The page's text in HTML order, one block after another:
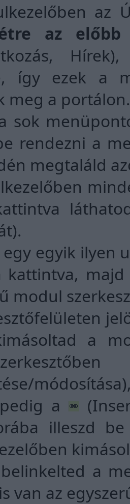
az
az előbb
így ezek a
meg a portálon.
sok
rendezni a
megtaláld
egy egyik
kattintva,
modul
a
a
illeszd
a
van az